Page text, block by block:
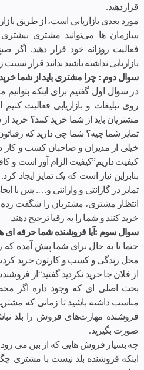
قراردهید.
مورد بعدی بازاریابی است، از طریق
سازمان ها می‌توانید مشتری بیشتری
فعالیت روزانه خود قرار دهید.
بازاریابی نداشته باشید بدانید قرار
سوال دوم : چرا مشتری باید از شما
در سوال اول گفتیم برای اینکه
روی تبلیغات و بازاریابی فعالیت
مشتریان باید از شما خرید کنند؟ خرید
تمایز شما چیه؟ شما چی دارید که
خیلی از مدیران و صاحبان کسب و کار
کیفیت داریم”کیفیت الزام آور است و
بنابراین نیاز است که یک تمایز ایجاد
تمایز در گارانتی و وارانتی و…. پس با
انتظار مشتری، مشتریان را شگفت
خرید کنند و شما را به رقبا ترجیح دهند.
سوال سوم :آیا فروشنده شما حرفه
حتما تا به حال برای شما پیش آمده که
محل زندگی و کسب و کارتون خرید کردید
از فلان جا خرید نکردید گفتید“از
بحث اصلی ای که وجود داره اگر
مناسب داشته باشید تا زمانی که
فروشنده مهارت‌های فروش را بلد
صورت بگیرید.
چه بسیار فروش هایی که از بین می
اینکه فروشنده بلد نیست با مشتری